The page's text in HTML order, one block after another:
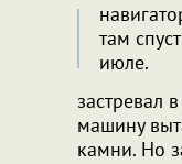
там
июле.
застревал
машину
камни. Но